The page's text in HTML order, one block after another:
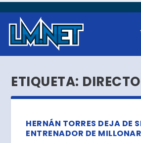
ETIQUETA:
HERNÁN TORRES DEJA DE
ENTRENADOR DE